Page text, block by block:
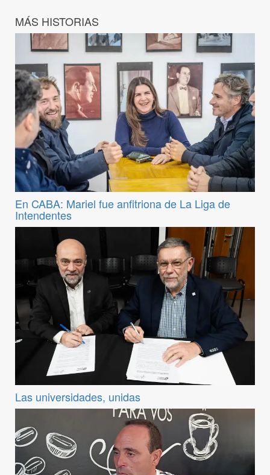
MÁS HISTORIAS
En CABA: Mariel fue anfitriona de La Liga de
Intendentes
Las universidades, unidas